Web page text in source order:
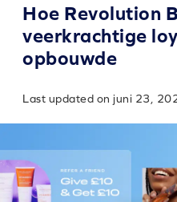
Hoe Revolution
veerkrachtige
opbouwde
Last updated on juni 23,